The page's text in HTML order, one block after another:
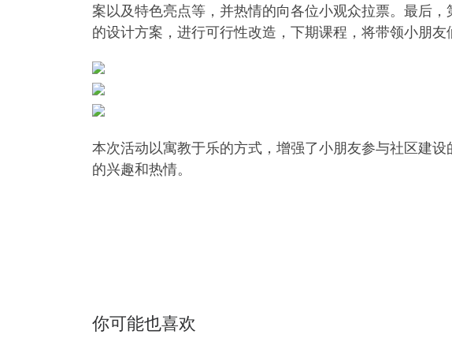
案以及特色亮点等，并热情的向各位小观众拉票。最后
的设计方案，进行可行性改造，下期课程，将带领小朋
本次活动以寓教于乐的方式，增强了小朋友参与社区建
的兴趣和热情。
你可能也喜欢